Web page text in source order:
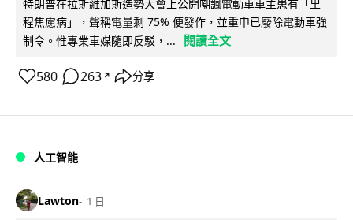
特朗普在拉斯維加斯造勢大會上公開嘲諷電動車車主患有「里
程焦慮病」，聲稱電量剩 75% 便發作，並重申已廢除電動車強
制令。惟專業車媒隨即反駁，...
閱讀全文
580 263 ↗ 分享
人工智能
Lawton 1 日